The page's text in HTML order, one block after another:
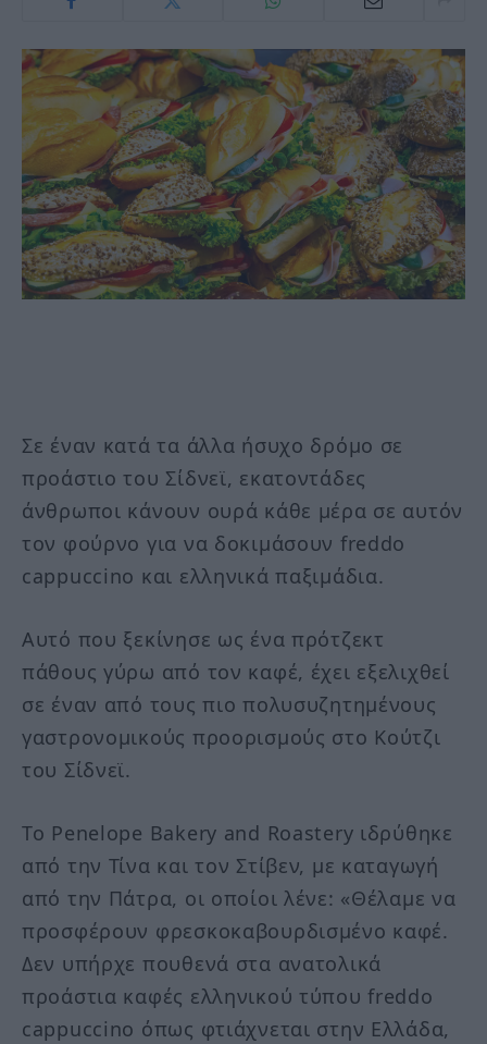
Σε έναν κατά τα άλλα ήσυχο δρόμο σε
προάστιο του Σίδνεϊ, εκατοντάδες
άνθρωποι κάνουν ουρά κάθε μέρα σε αυτόν
τον φούρνο για να δοκιμάσουν freddo
cappuccino και ελληνικά παξιμάδια.
Αυτό που ξεκίνησε ως ένα πρότζεκτ
πάθους γύρω από τον καφέ, έχει εξελιχθεί
σε έναν από τους πιο πολυσυζητημένους
γαστρονομικούς προορισμούς στο Κούτζι
του Σίδνεϊ.
Το Penelope Bakery and Roastery ιδρύθηκε
από την Τίνα και τον Στίβεν, με καταγωγή
από την Πάτρα, οι οποίοι λένε: «Θέλαμε να
προσφέρουν φρεσκοκαβουρδισμένο καφέ.
Δεν υπήρχε πουθενά στα ανατολικά
προάστια καφές ελληνικού τύπου freddo
cappuccino όπως φτιάχνεται στην Ελλάδα,